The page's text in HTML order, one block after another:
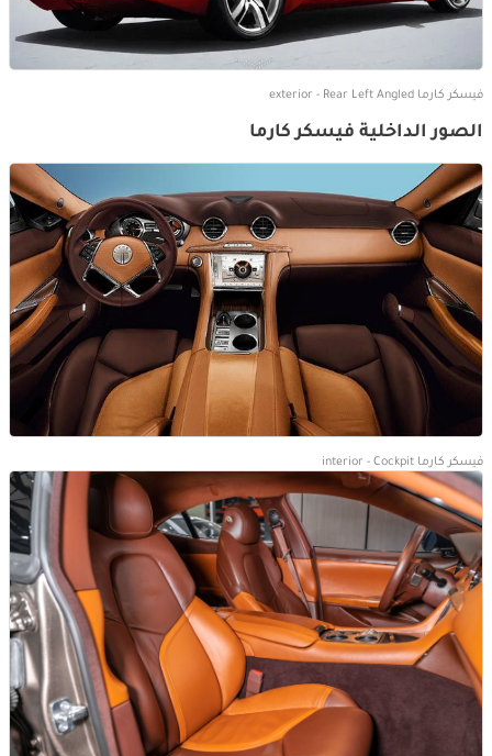
فيسكر كارما exterior - Rear Left Angled
الصور الداخلية فيسكر كارما
فيسكر كارما interior - Cockpit